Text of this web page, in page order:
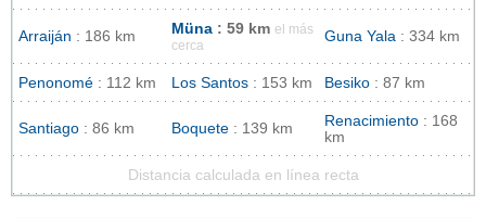
Arraiján : 186 km Müna : 59 km el más
cerca
Guna Yala : 334 km
Penonomé : 112 km Los Santos : 153 km Besiko : 87 km
Santiago : 86 km Boquete : 139 km Renacimiento : 168
km
Distancia calculada en línea recta